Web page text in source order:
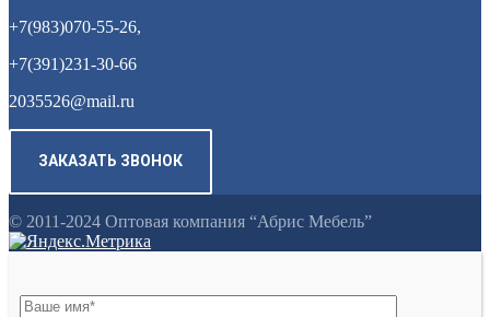
+7(983)070-55-26,
+7(391)231-30-66
2035526@mail.ru
ЗАКАЗАТЬ ЗВОНОК
© 2011-2024 Оптовая компания “Абрис Мебель”